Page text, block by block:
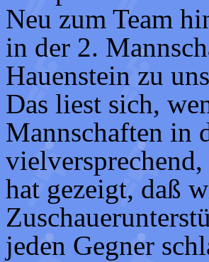
Neu zum Team
in der 2.
Hauenstein zu
Das liest sich,
Mannschaften in
hat gezeigt, daß
jeden Gegner